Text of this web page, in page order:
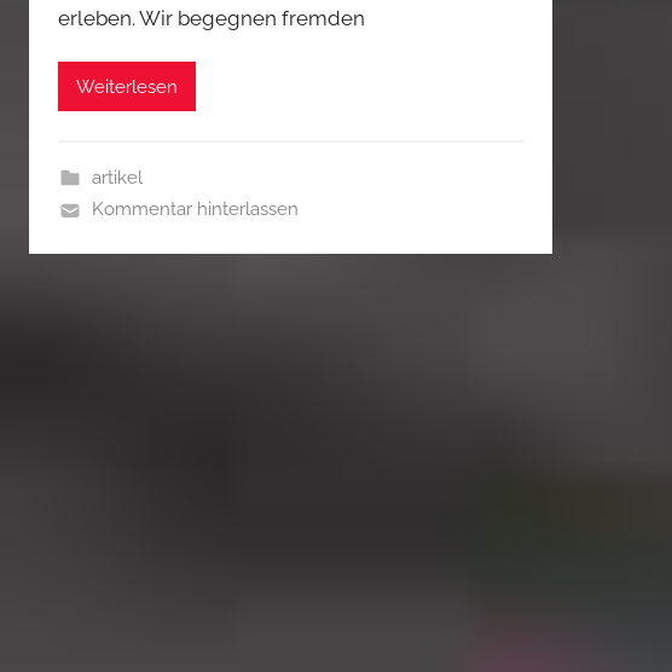
erleben. Wir begegnen fremden
Weiterlesen
artikel
Kommentar hinterlassen